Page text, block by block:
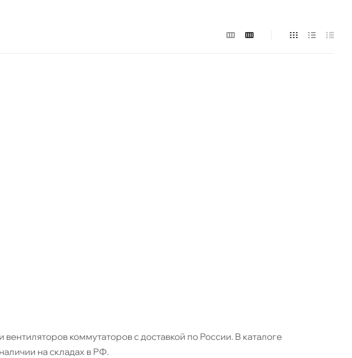
коммутаторов с доставкой по России. В каталоге
на складах в РФ.